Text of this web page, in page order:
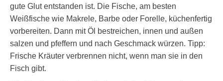
gute Glut entstanden ist. Die Fische, am besten
Weißfische wie Makrele, Barbe oder Forelle, küchenfertig
vorbereiten. Dann mit Öl bestreichen, innen und außen
salzen und pfeffern und nach Geschmack würzen. Tipp:
Frische Kräuter verbrennen nicht, wenn man sie in den
Fisch gibt.